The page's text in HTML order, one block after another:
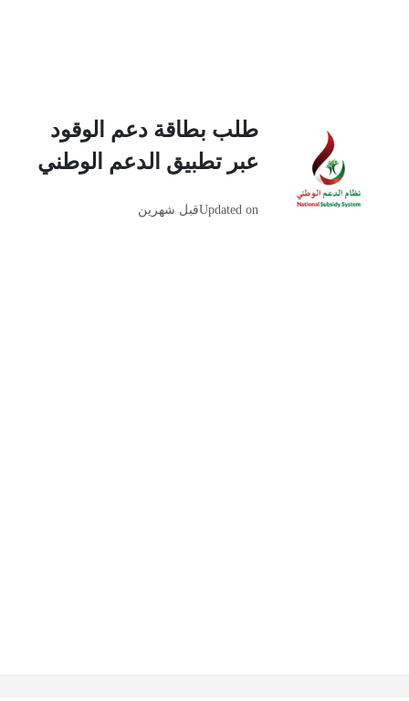
طلب بطاقة دعم الوقود
عبر تطبيق الدعم الوطني
Updated onقبل شهرين